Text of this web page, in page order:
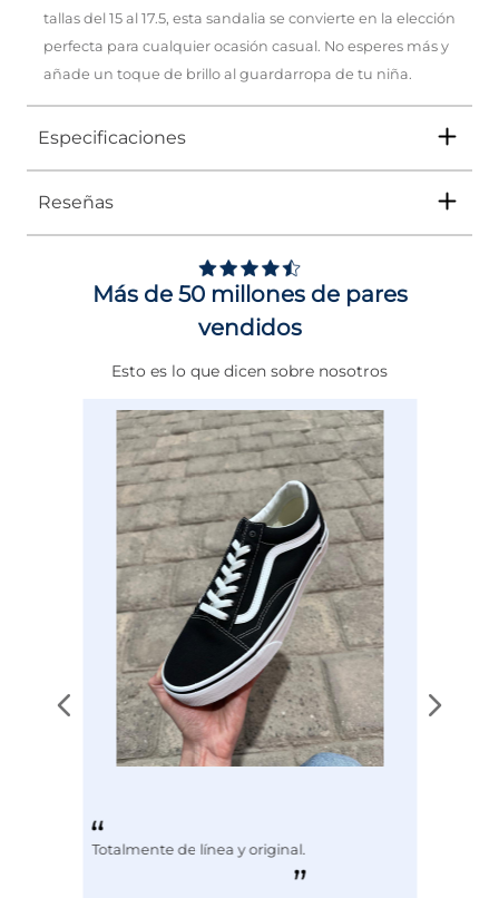
tallas del 15 al 17.5, esta sandalia se convierte en la elección
perfecta para cualquier ocasión casual. No esperes más y
añade un toque de brillo al guardarropa de tu niña.
Especificaciones
Tipo
Género Niña
DE 0 A 4 cms
NORMAL
ROSA
Reseñas
Más de 50 millones de pares
vendidos
Esto es lo que dicen sobre nosotros
Totalmente de línea y original.